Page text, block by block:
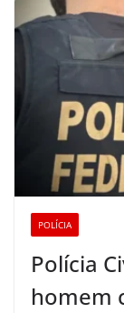
POLÍCIA
Polícia
homem